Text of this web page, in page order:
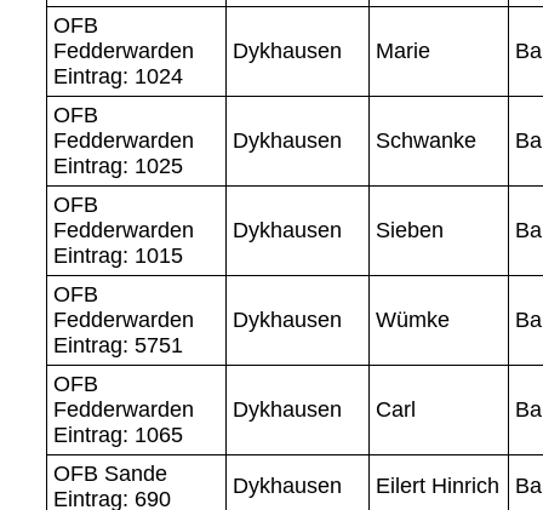
OFB
Fedderwarden
Eintrag: 1024
Dykhausen Marie
OFB
Fedderwarden
Eintrag: 1025
Dykhausen Schwanke
OFB
Fedderwarden
Eintrag: 1015
Dykhausen Sieben
OFB
Fedderwarden
Eintrag: 5751
Dykhausen Wümke
OFB
Fedderwarden
Eintrag: 1065
Dykhausen Carl
OFB Sande
Eintrag: 690
Dykhausen Eilert Hinrich